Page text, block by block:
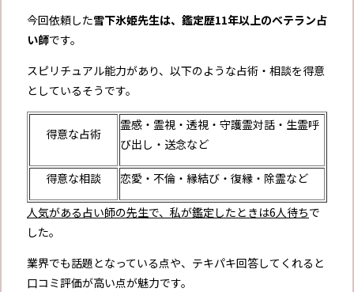
今回依頼した雪下氷姫先生は、鑑定歴11年以上のベテラン占
い師です。
スピリチュアル能力があり、以下のような占術・相談を得意
としているそうです。
得意な占術
霊感・霊視・透視・守護霊対話・生霊呼
び出し・送念など
得意な相談 恋愛・不倫・縁結び・復縁・除霊など
人気がある占い師の先生で、私が鑑定したときは6人待ちで
した。
業界でも話題となっている点や、テキパキ回答してくれると
口コミ評価が高い点が魅力です。